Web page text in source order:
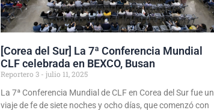
[Corea del Sur] La 7ª Conferencia Mundial
CLF celebrada en BEXCO, Busan
Reportero 3
julio 11, 2025
La 7ª Conferencia Mundial de CLF en Corea del Sur fue un
viaje de fe de siete noches y ocho días, que comenzó con